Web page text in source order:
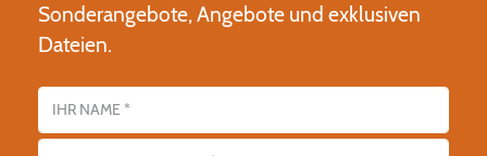
Sonderangebote, Angebote und exklusiven
Dateien.
Name
E-Mail-Adresse